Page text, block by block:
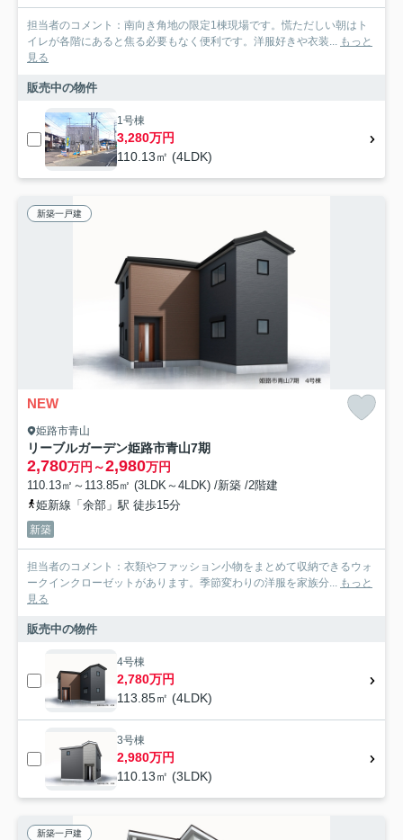
担当者のコメント：南向き角地の限定1棟現場です。慌ただしい朝はト
イレが各階にあると焦る必要もなく便利です。洋服好きや衣装... もっと
見る
販売中の物件
1号棟
3,280万円
110.13㎡ (4LDK)
新築一戸建
NEW
姫路市青山
リーブルガーデン姫路市青山7期
2,780万円～2,980万円
110.13㎡～113.85㎡ (3LDK～4LDK) /新築 /2階建
姫新線「余部」駅 徒歩15分
新築
担当者のコメント：衣類やファッション小物をまとめて収納できるウォ
ークインクローゼットがあります。季節変わりの洋服を家族分... もっと
見る
販売中の物件
4号棟
2,780万円
113.85㎡ (4LDK)
3号棟
2,980万円
110.13㎡ (3LDK)
新築一戸建